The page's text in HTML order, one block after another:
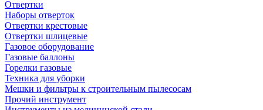
Отвертки
Наборы отверток
Отвертки крестовые
Отвертки шлицевые
Газовое оборудование
Газовые баллоны
Горелки газовые
Техника для уборки
Мешки и фильтры к строительным пылесосам
Прочий инструмент